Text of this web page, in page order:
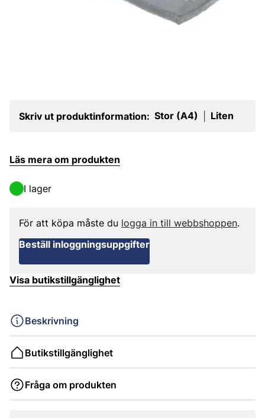
Skriv ut produktinformation: Stor (A4) Liten
Läs mera om produkten
I lager
För att köpa måste du logga in till webbshoppen.
Beställ inloggningsuppgifter
Visa butikstillgänglighet
Beskrivning
Butikstillgänglighet
Fråga om produkten